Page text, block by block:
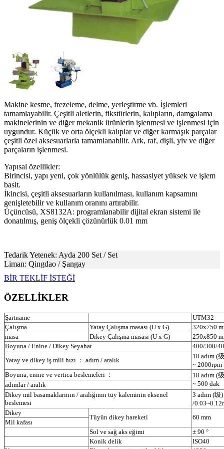
Makine kesme, frezeleme, delme, yerleştirme vb. İşlemleri
tamamlayabilir. Çeşitli aletlerin, fikstürlerin, kalıpların, damgalama
makinelerinin ve diğer mekanik ürünlerin işlenmesi ve işlenmesi için
uygundur. Küçük ve orta ölçekli kalıplar ve diğer karmaşık parçalar
çeşitli özel aksesuarlarla tamamlanabilir. Ark, raf, dişli, yiv ve diğer
parçaların işlenmesi.
Yapısal özellikler:
Birincisi, yapı yeni, çok yönlülük geniş, hassasiyet yüksek ve işlem
basit.
İkincisi, çeşitli aksesuarların kullanılması, kullanım kapsamını
genişletebilir ve kullanım oranını artırabilir.
Üçüncüsü, XS8132A: programlanabilir dijital ekran sistemi ile
donatılmış, geniş ölçekli çözünürlük 0.01 mm
Tedarik Yetenek: Ayda 200 Set / Set
Liman: Qingdao / Şangay
BİR TEKLİF İSTEĞİ
ÖZELLİKLER
Şartname
UTM32
Çalışma
Yatay Çalışma masası (U x G)
320x750
masa
Dikey Çalışma masası (U x G)
250x850
Boyuna / Enine / Dikey Seyahat
400/300/
Yatay ve dikey iş mili hızı ： adım / aralık
18 adım (
~ 2000rpm
Boyuna, enine ve vertica beslemeleri ：
18 adım (
~ 500 dak
adımlar / aralık
Dikey mil basamaklarının / aralığının tüy kaleminin eksenel
beslemesi
3 adım (级)
/
Dikey
Tüyün dikey hareketi 60 mm
Mil kafası
Sol ve sağ aks eğimi
± 90 °
Konik delik
ISO40